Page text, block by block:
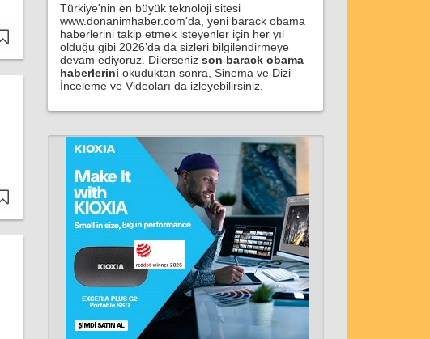
Türkiye'nin en büyük teknoloji sitesi
www.donanimhaber.com'da, yeni barack obama
haberlerini takip etmek isteyenler için her yıl
olduğu gibi 2026’da da sizleri bilgilendirmeye
devam ediyoruz. Dilerseniz son barack obama
haberlerini okuduktan sonra, Sinema ve Dizi
İnceleme ve Videoları da izleyebilirsiniz.